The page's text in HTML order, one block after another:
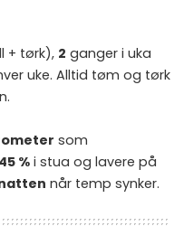
+ tørk), 2 ganger i uka
uke. Alltid tøm og tørk
som
% i stua og lavere på
når temp synker.